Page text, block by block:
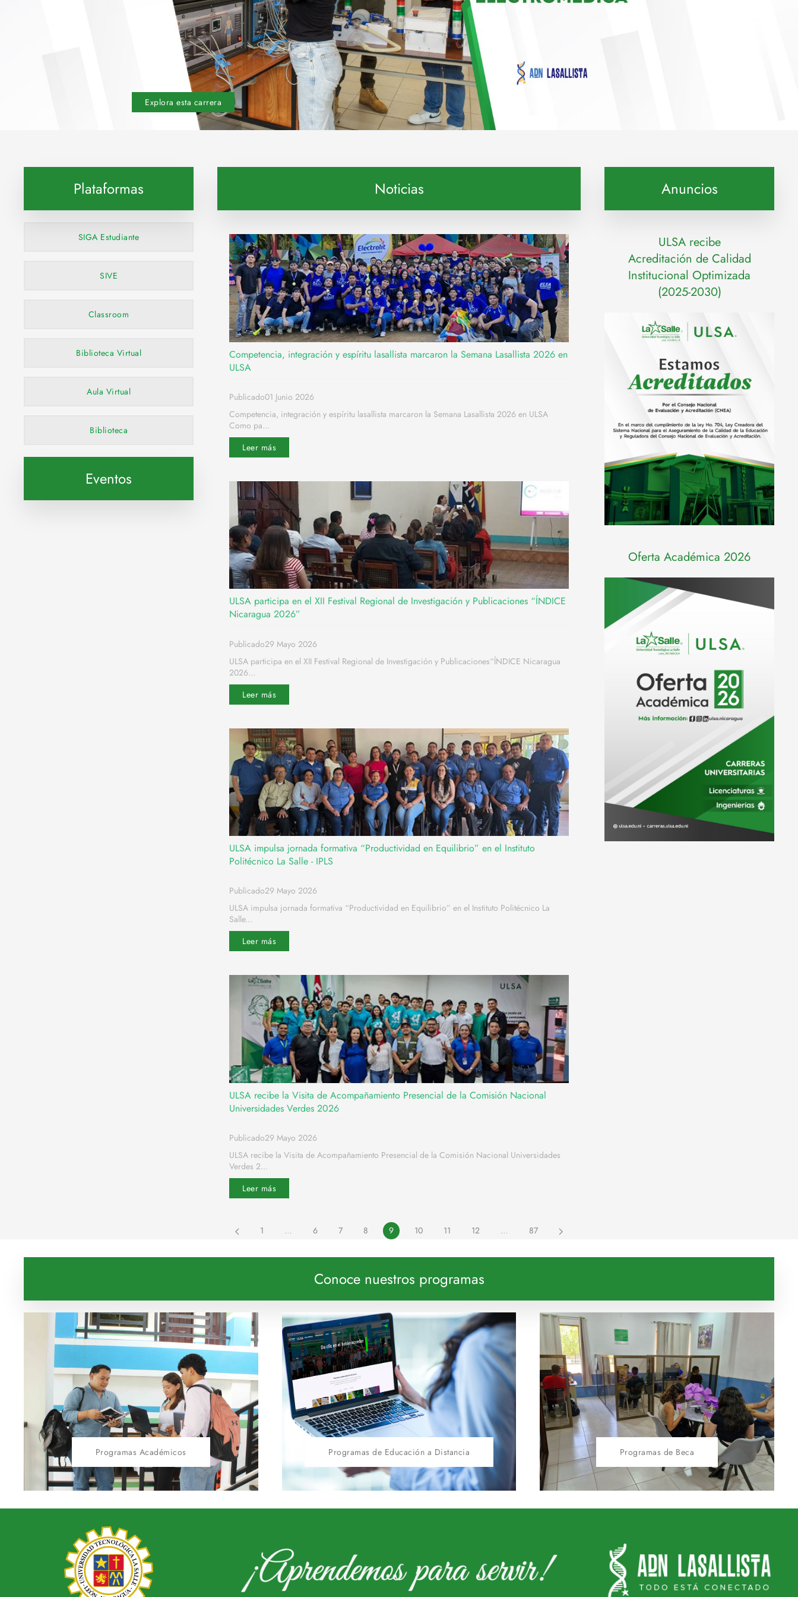
Explora esta carrera
Plataformas
SIGA Estudiante
SIVE
Classroom
Biblioteca Virtual
Aula Virtual
Biblioteca
Eventos
Noticias
Competencia, integración y espíritu lasallista marcaron la Semana Lasallista 2026 en
ULSA
Publicado01 Junio 2026
Competencia, integración y espíritu lasallista marcaron la Semana Lasallista 2026 en ULSA
Como pa...
Leer más
ULSA participa en el XII Festival Regional de Investigación y Publicaciones “ÍNDICE
Nicaragua 2026”
Publicado29 Mayo 2026
ULSA participa en el XII Festival Regional de Investigación y Publicaciones“ÍNDICE Nicaragua
2026...
Leer más
ULSA impulsa jornada formativa “Productividad en Equilibrio” en el Instituto
Politécnico La Salle - IPLS
Publicado29 Mayo 2026
ULSA impulsa jornada formativa “Productividad en Equilibrio” en el Instituto Politécnico La
Salle...
Leer más
ULSA recibe la Visita de Acompañamiento Presencial de la Comisión Nacional
Universidades Verdes 2026
Publicado29 Mayo 2026
ULSA recibe la Visita de Acompañamiento Presencial de la Comisión Nacional Universidades
Verdes 2...
Leer más
1 … 6 7 8 9 10 11 12 … 87
Anuncios
ULSA recibe
Acreditación de Calidad
Institucional Optimizada
(2025-2030)
Oferta Académica 2026
Conoce nuestros programas
Programas Académicos Programas de Educación a Distancia Programas de Beca